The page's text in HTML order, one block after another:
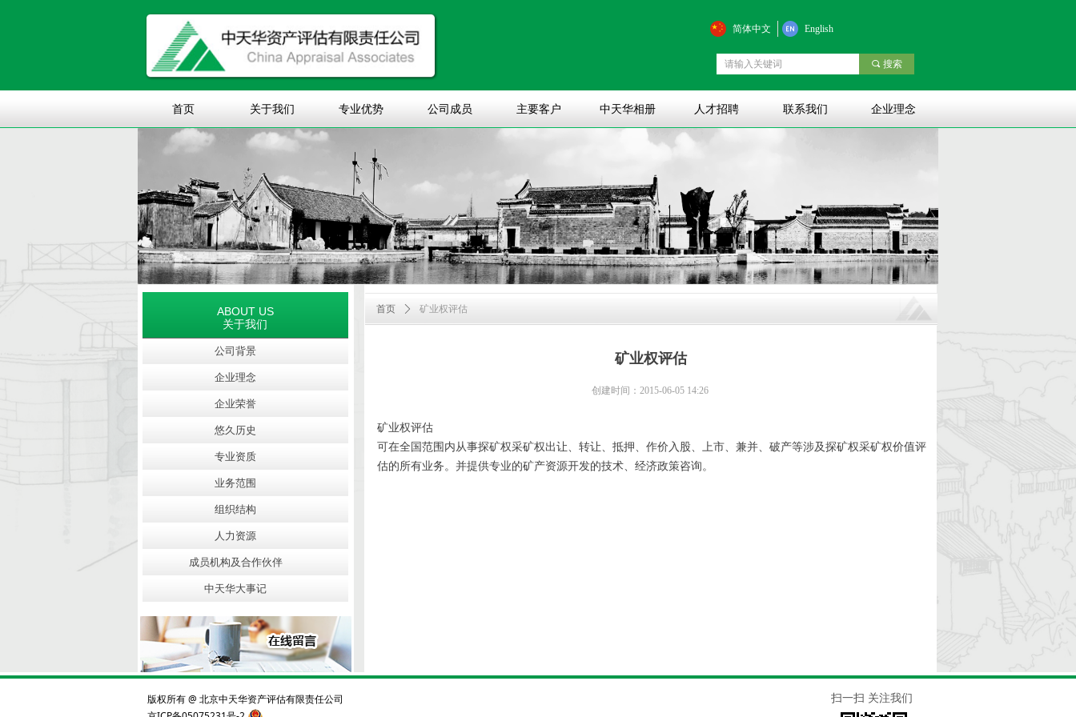
简体中文 English
끠 搜索
首页 关于我们 专业优势 公司成员 主要客户 中天华相册 人才招聘 联系我们 企业理念
ABOUT US
关于我们
公司背景
企业理念
企业荣誉
悠久历史
专业资质
业务范围
组织结构
人力资源
成员机构及合作伙伴
中天华大事记
首页 ꄲ 矿业权评估
矿业权评估
创建时间： 2015-06-05 14:26
矿业权评估
可在全国范围内从事探矿权采矿权出让、转让、抵押、作价入股、上市、兼并、破产等涉及探矿权采矿权价值评
估的所有业务。并提供专业的矿产资源开发的技术、经济政策咨询。
版权所有 @ 北京中天华资产评估有限责任公司
扫一扫 关注我们